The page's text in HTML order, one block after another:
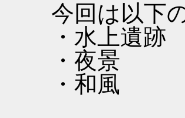
今回は以下
・水上遺跡
・夜景
・和風